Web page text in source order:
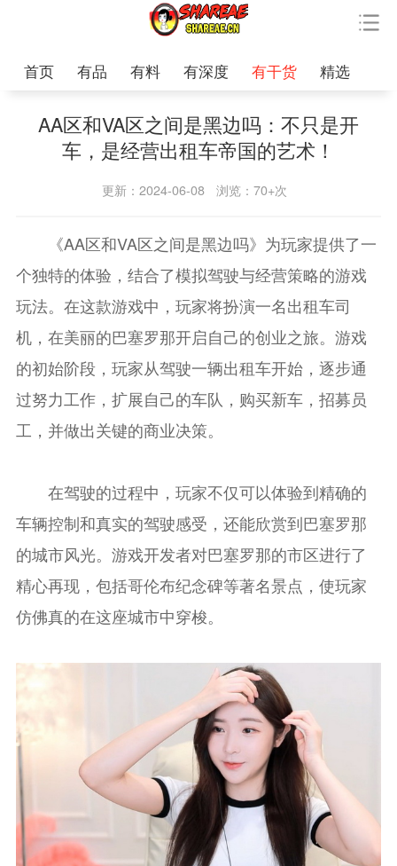
首页 有品 有料 有深度 有干货 精选
AA区和VA区之间是黑边吗：不只是开
车，是经营出租车帝国的艺术！
更新：2024-06-08 浏览：70+次
《AA区和VA区之间是黑边吗》为玩家提供了一
个独特的体验，结合了模拟驾驶与经营策略的游戏
玩法。在这款游戏中，玩家将扮演一名出租车司
机，在美丽的巴塞罗那开启自己的创业之旅。游戏
的初始阶段，玩家从驾驶一辆出租车开始，逐步通
过努力工作，扩展自己的车队，购买新车，招募员
工，并做出关键的商业决策。
在驾驶的过程中，玩家不仅可以体验到精确的
车辆控制和真实的驾驶感受，还能欣赏到巴塞罗那
的城市风光。游戏开发者对巴塞罗那的市区进行了
精心再现，包括哥伦布纪念碑等著名景点，使玩家
仿佛真的在这座城市中穿梭。